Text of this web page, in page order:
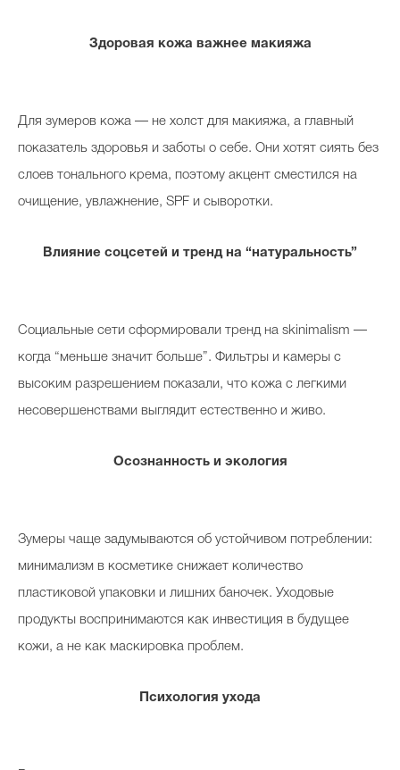
Здоровая кожа важнее макияжа
Для зумеров кожа — не холст для макияжа, а главный
показатель здоровья и заботы о себе. Они хотят сиять без
слоев тонального крема, поэтому акцент сместился на
очищение, увлажнение, SPF и сыворотки.
Влияние соцсетей и тренд на “натуральность”
Социальные сети сформировали тренд на skinimalism —
когда “меньше значит больше”. Фильтры и камеры с
высоким разрешением показали, что кожа с легкими
несовершенствами выглядит естественно и живо.
Осознанность и экология
Зумеры чаще задумываются об устойчивом потреблении:
минимализм в косметике снижает количество
пластиковой упаковки и лишних баночек. Уходовые
продукты воспринимаются как инвестиция в будущее
кожи, а не как маскировка проблем.
Психология ухода